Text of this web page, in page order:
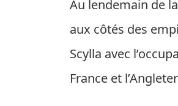
Au lendemain de
aux côtés des
Scylla avec
France et